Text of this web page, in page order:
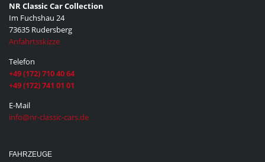
NR Classic Car Collection
Im Fuchshau 24
73635 Rudersberg
Anfahrtsskizze
Telefon
+49 (172) 710 40 64
+49 (172) 741 01 01
E-Mail
info@nr-classic-cars.de
FAHRZEUGE